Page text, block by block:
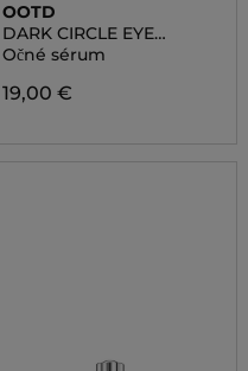
OOTD
DARK CIRCLE EYE
SERUM
Očné sérum
19,00 €